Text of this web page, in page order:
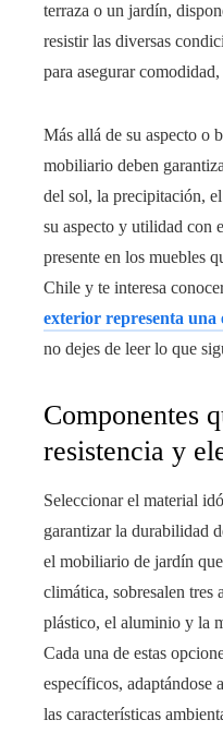
terraza o un jardín,
resistir las diversas
para asegurar
Más allá de su aspecto o
mobiliario deben
del sol, la precipitación,
su aspecto y utilidad con
presente en los muebles
Chile y te interesa
exterior representa una
no dejes de leer lo que
Componentes
resistencia y
Seleccionar el material
garantizar la durabilidad
el mobiliario de jardín
climática, sobresalen tres
plástico, el aluminio y la
Cada una de estas
específicos, adaptándose
las características